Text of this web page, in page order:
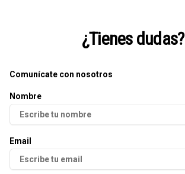
¿Tienes dudas?
Comunícate con nosotros
Nombre
Email